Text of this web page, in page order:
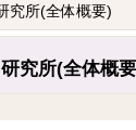
究所(全体概要)
究所(全体概